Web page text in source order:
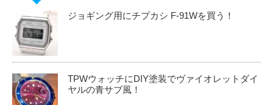
ジョギング用にチプカシ F-91Wを買う！
TPWウォッチにDIY塗装でヴァイオレットダイ
ヤルの青サブ風！